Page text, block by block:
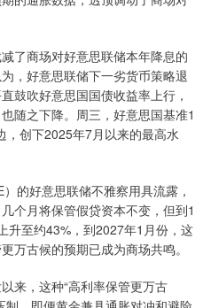
商场对好意思联储本年降息的
，好意思联储下一劣货币策略退
鼓吹好意思国国债收益率上行，
随之下降。周三，好意思国基准1
创下2025年7月以来的最高水
好意思联储不雅察用具流露，
个月将保管假贷资本不变，但到1
升至约43%，到2027年1月份，这
万古候的预期已成为商场共鸣。
，这种“高利率保管更万古